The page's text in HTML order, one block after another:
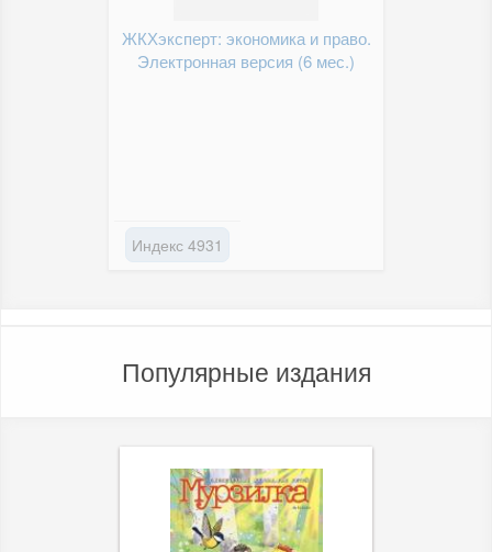
ЖКХэксперт: экономика и право.
Электронная версия (6 мес.)
Индекс 4931
Популярные издания